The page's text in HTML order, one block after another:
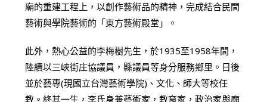
廟的重建工程上，以創作藝術品的精神，完成結合民間
藝術與學院藝術的「東方藝術殿堂」。
此外，熱心公益的李梅樹先生，於1935至1958年間，
陸續以三峽街庄協議員，縣議員等身分服務鄉里。日後
並於藝專(現國立台灣藝術學院)、文化、師大等校任
教。終其一生，李氏身兼藝術家，教育家，政治家與廟